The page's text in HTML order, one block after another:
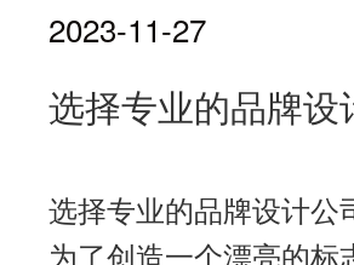
2023-11-27
选择专业的品牌
选择专业的品牌设计公
为了创造一个漂亮的